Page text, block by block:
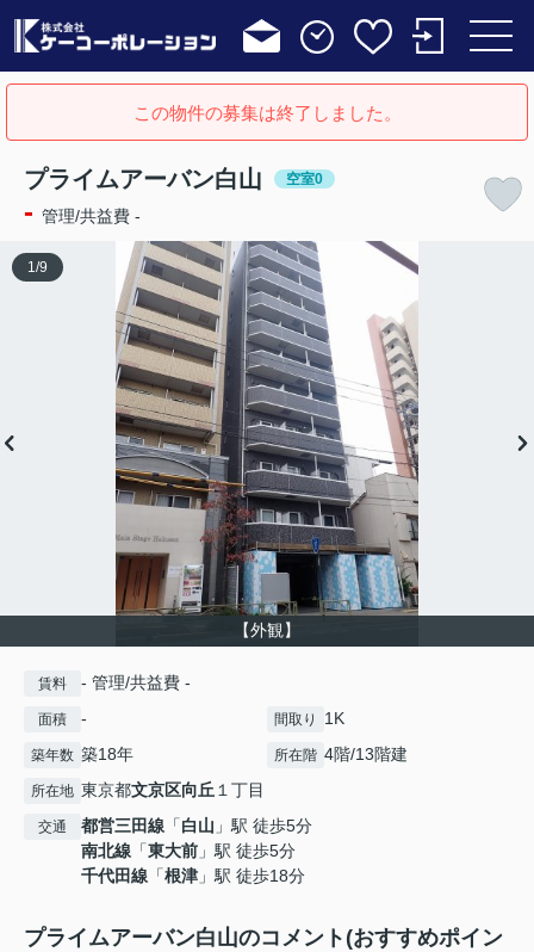
この物件の募集は終了しました。
プライムアーバン白山 空室0
- 管理/共益費 -
【外観】
1 /9
賃料 - 管理/共益費 -
面積 - 間取り 1K
築年数 築18年 所在階 4階/13階建
所在地 東京都文京区向丘 １丁目
交通 都営三田線 「白山 」駅 徒歩5分
南北線 「東大前 」駅 徒歩5分
千代田線 「根津 」駅 徒歩18分
プライムアーバン白山のコメント(おすすめポイン